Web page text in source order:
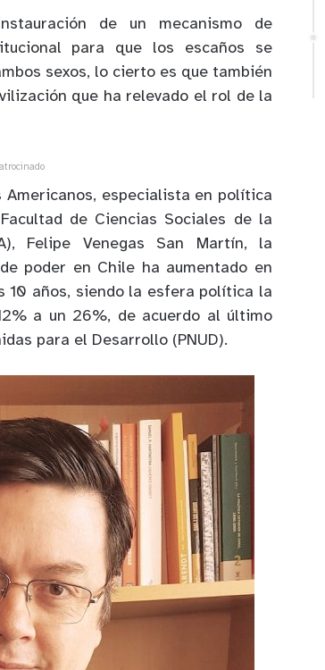
de un mecanismo de
para que los escaños se
sexos, lo cierto es que también
que ha relevado el rol de la
especialista en política
de Ciencias Sociales de la
Felipe Venegas San Martín, la
poder en Chile ha aumentado en
10 años, siendo la esfera política la
a un 26%, de acuerdo al último
para el Desarrollo (PNUD).